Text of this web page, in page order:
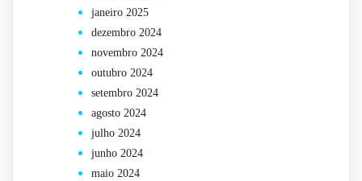
janeiro 2025
dezembro 2024
novembro 2024
outubro 2024
setembro 2024
agosto 2024
julho 2024
junho 2024
maio 2024